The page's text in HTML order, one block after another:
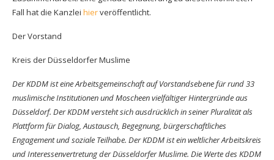
Fall hat die Kanzlei hierveröffentlicht.
Der Vorstand
Kreis der Düsseldorfer Muslime
Der KDDM ist eine Arbeitsgemeinschaft auf Vorstandsebene für rund 33
muslimische Institutionen und Moscheen vielfältiger Hintergründe aus
Düsseldorf. Der KDDM versteht sich ausdrücklich in seiner Pluralität als
Plattform für Dialog, Austausch, Begegnung, bürgerschaftliches
Engagement und soziale Teilhabe. Der KDDM ist ein weltlicher Arbeitskreis
und Interessenvertretung der Düsseldorfer Muslime. Die Werte des KDDM